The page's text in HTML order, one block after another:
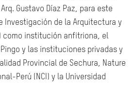
Gustavo Díaz Paz, para este
Investigación de la Arquitectura y
como institución anfitriona, el
y las instituciones privadas y
Provincial de Sechura, Nature
Perú (NCI) y la Universidad